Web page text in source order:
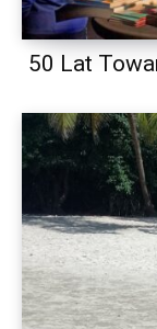
50 Lat